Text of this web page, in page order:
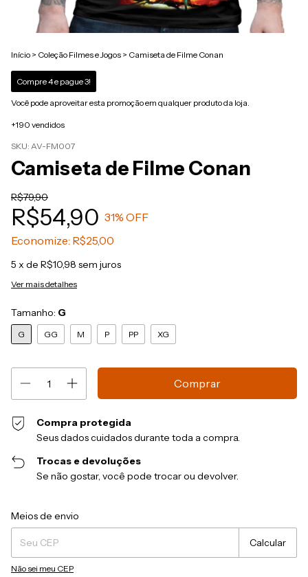
Início > Coleção Filmes e Jogos > Camiseta de Filme Conan
Compre 4 e pague 3!
Você pode aproveitar esta promoção em qualquer produto da loja.
+190 vendidos
SKU: AV-FM007
Camiseta de Filme Conan
R$79,90
R$54,90 31% OFF
Economize: R$25,00
5 x de R$10,98 sem juros
Ver mais detalhes
Tamanho: G
G GG M P PP XG
Compra protegida
Seus dados cuidados durante toda a compra.
Trocas e devoluções
Se não gostar, você pode trocar ou devolver.
Entregas para o CEP:
Meios de envio
Calcular
Não sei meu CEP